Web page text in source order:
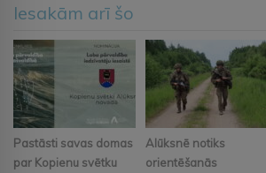
Iesakām arī šo
Pastāsti savas domas
par Kopienu svētku
Alūksnē notiks
orientēšanās